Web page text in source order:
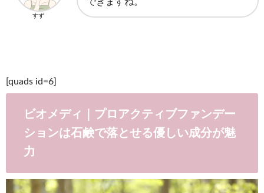
できますね。
すず
[quads id=6]
ビオメディ｜プロアクティブファンデー
ションは石鹸で落とせる優しい成分が魅
力